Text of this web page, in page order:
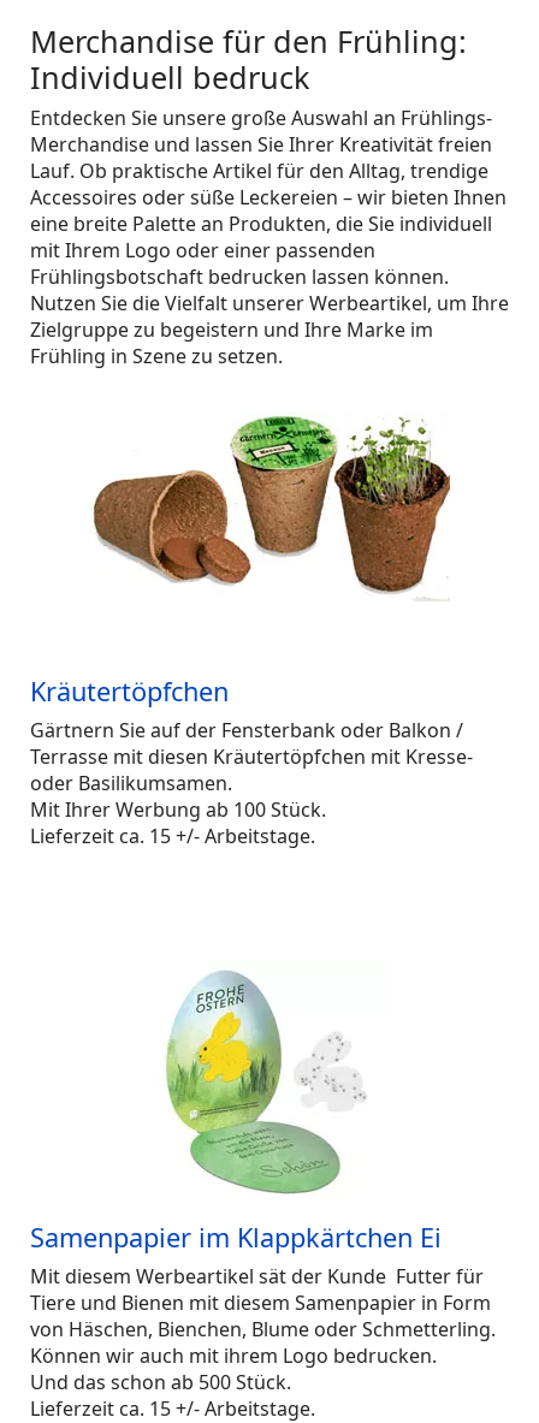
Merchandise für den Frühling:
Individuell bedruck
Entdecken Sie unsere große Auswahl an Frühlings-
Merchandise und lassen Sie Ihrer Kreativität freien
Lauf. Ob praktische Artikel für den Alltag, trendige
Accessoires oder süße Leckereien – wir bieten Ihnen
eine breite Palette an Produkten, die Sie individuell
mit Ihrem Logo oder einer passenden
Frühlingsbotschaft bedrucken lassen können.
Nutzen Sie die Vielfalt unserer Werbeartikel, um Ihre
Zielgruppe zu begeistern und Ihre Marke im
Frühling in Szene zu setzen.
Kräutertöpfchen
Gärtnern Sie auf der Fensterbank oder Balkon /
Terrasse mit diesen Kräutertöpfchen mit Kresse-
oder Basilikumsamen.
Mit Ihrer Werbung ab 100 Stück.
Lieferzeit ca. 15 +/- Arbeitstage.
Samenpapier im Klappkärtchen Ei
Mit diesem Werbeartikel sät der Kunde Futter für
Tiere und Bienen mit diesem Samenpapier in Form
von Häschen, Bienchen, Blume oder Schmetterling.
Können wir auch mit ihrem Logo bedrucken.
Und das schon ab 500 Stück.
Lieferzeit ca. 15 +/- Arbeitstage.